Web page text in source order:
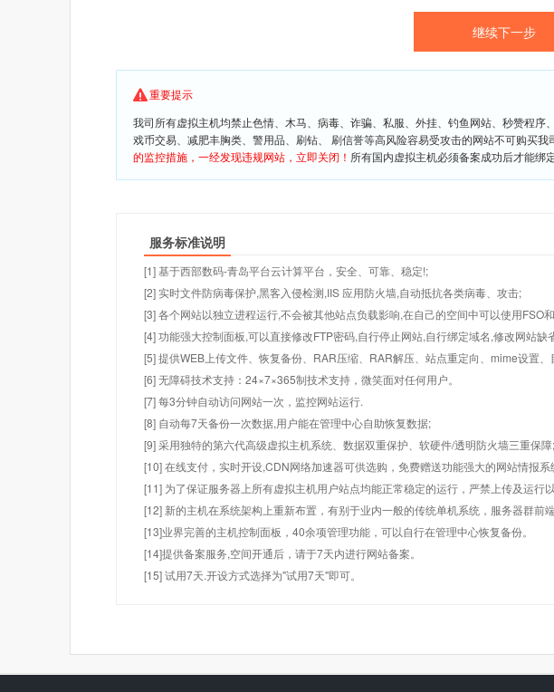
重要提示
我司所有虚拟主机均禁止色情、木马、病毒、诈骗、私服、外挂、钓鱼网站、秒赞程
戏币交易、减肥丰胸类、警用品、刷钻、 刷信誉等高风险容易受攻击的网站不可购买
的监控措施，一经发现违规网站，立即关闭！ 所有国内虚拟主机必须备案成功后才能绑
服务标准说明
[1] 基于西部数码-青岛平台云计算平台，安全、可靠、稳定!;
[2] 实时文件防病毒保护,黑客入侵检测,IIS 应用防火墙,自动抵抗各类病毒、攻击;
[3] 各个网站以独立进程运行,不会被其他站点负载影响,在自己的空间中可以使用FSO
[4] 功能强大控制面板,可以直接修改FTP密码,自行停止网站,自行绑定域名,修改网站缺
[5] 提供WEB上传文件、恢复备份、RAR压缩、RAR解压、站点重定向、mime设置
[6] 无障碍技术支持：24×7×365制技术支持，微笑面对任何用户。
[7] 每3分钟自动访问网站一次，监控网站运行.
[8] 自动每7天备份一次数据,用户能在管理中心自助恢复数据;
[9] 采用独特的第六代高级虚拟主机系统、数据双重保护、软硬件/透明防火墙三重保障;
[10] 在线支付，实时开设,CDN网络加速器可供选购，免费赠送功能强大的网站情报
[11] 为了保证服务器上所有虚拟主机用户站点均能正常稳定的运行，严禁上传及运行
[12] 新的主机在系统架构上重新布置，有别于业内一般的传统单机系统，服务器群前
[13]业界完善的主机控制面板，40余项管理功能，可以自行在管理中心恢复备份。
[14]提供备案服务,空间开通后，请于7天内进行网站备案。
[15] 试用7天.开设方式选择为"试用7天"即可。